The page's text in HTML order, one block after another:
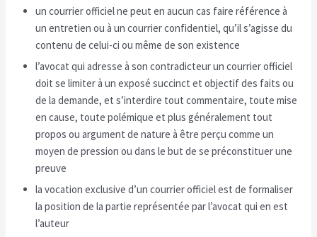
un courrier officiel ne peut en aucun cas faire référence à
un entretien ou à un courrier confidentiel, qu’il s’agisse du
contenu de celui-ci ou même de son existence
l’avocat qui adresse à son contradicteur un courrier officiel
doit se limiter à un exposé succinct et objectif des faits ou
de la demande, et s’interdire tout commentaire, toute mise
en cause, toute polémique et plus généralement tout
propos ou argument de nature à être perçu comme un
moyen de pression ou dans le but de se préconstituer une
preuve
la vocation exclusive d’un courrier officiel est de formaliser
la position de la partie représentée par l’avocat qui en est
l’auteur